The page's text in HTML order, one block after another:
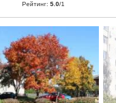
Рейтинг: 5.0/1